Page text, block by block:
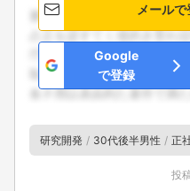
メールで
Google
で登録
研究開発 30代後半男性 正
投